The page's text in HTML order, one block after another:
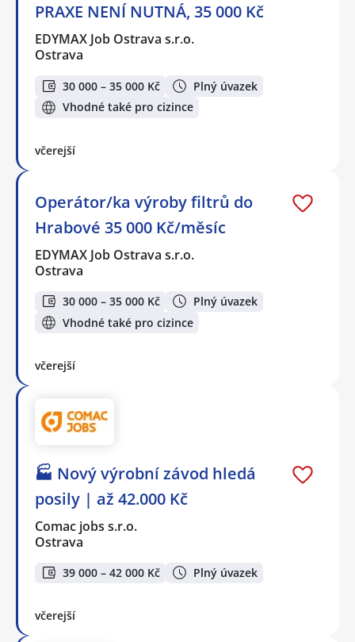
PRAXE NENÍ NUTNÁ, 35 000 Kč
EDYMAX Job Ostrava s.r.o.
Ostrava
30 000 – 35 000 Kč
Plný úvazek
Vhodné také pro cizince
včerejší
Operátor/ka výroby filtrů do
Hrabové 35 000 Kč/měsíc
EDYMAX Job Ostrava s.r.o.
Ostrava
30 000 – 35 000 Kč
Plný úvazek
Vhodné také pro cizince
včerejší
🏭 Nový výrobní závod hledá
posily | až 42.000 Kč
Comac jobs s.r.o.
Ostrava
39 000 – 42 000 Kč Plný úvazek
včerejší